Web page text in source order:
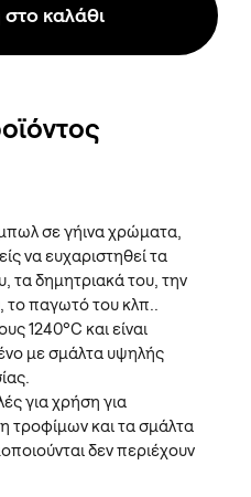
καλάθι
σε γήινα χρώματα,
να ευχαριστηθεί τα
τα δημητριακά του, την
το παγωτό του κλπ..
1240°C και είναι
με σμάλτα υψηλής
για χρήση για
τροφίμων και τα σμάλτα
δεν περιέχουν